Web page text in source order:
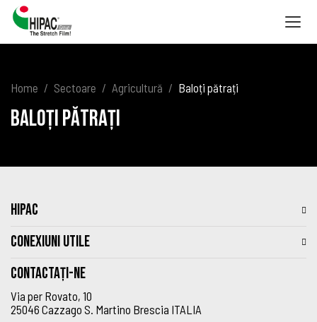
Home Sectoare Agricultură Baloți pătrați
Baloți pătrați
HIPAC
CONEXIUNI UTILE
Contactați-ne
Via per Rovato, 10
25046 Cazzago S. Martino Brescia ITALIA